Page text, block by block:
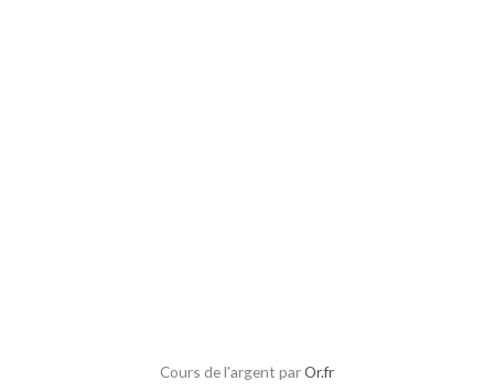
Cours de l'argent parOr.fr